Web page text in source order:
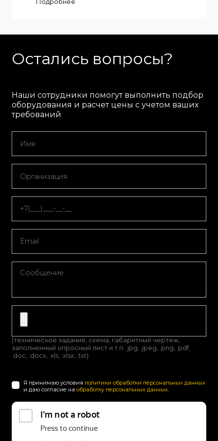
Подробнее
Остались вопросы?
Наши сотрудники помогут выполнить подбор
оборудования и расчет цены с учетом ваших
требований
(техническое задание, схема, габаритный чертеж,
заполненный опросный лист и т.п. .jpg, .jpeg, .png, .pdf,
.doc, .docx, .xls, .xlsx, .txt)
Я принимаю условия политики обработки персональных данных
и даю согласие на обработку персональных данных.